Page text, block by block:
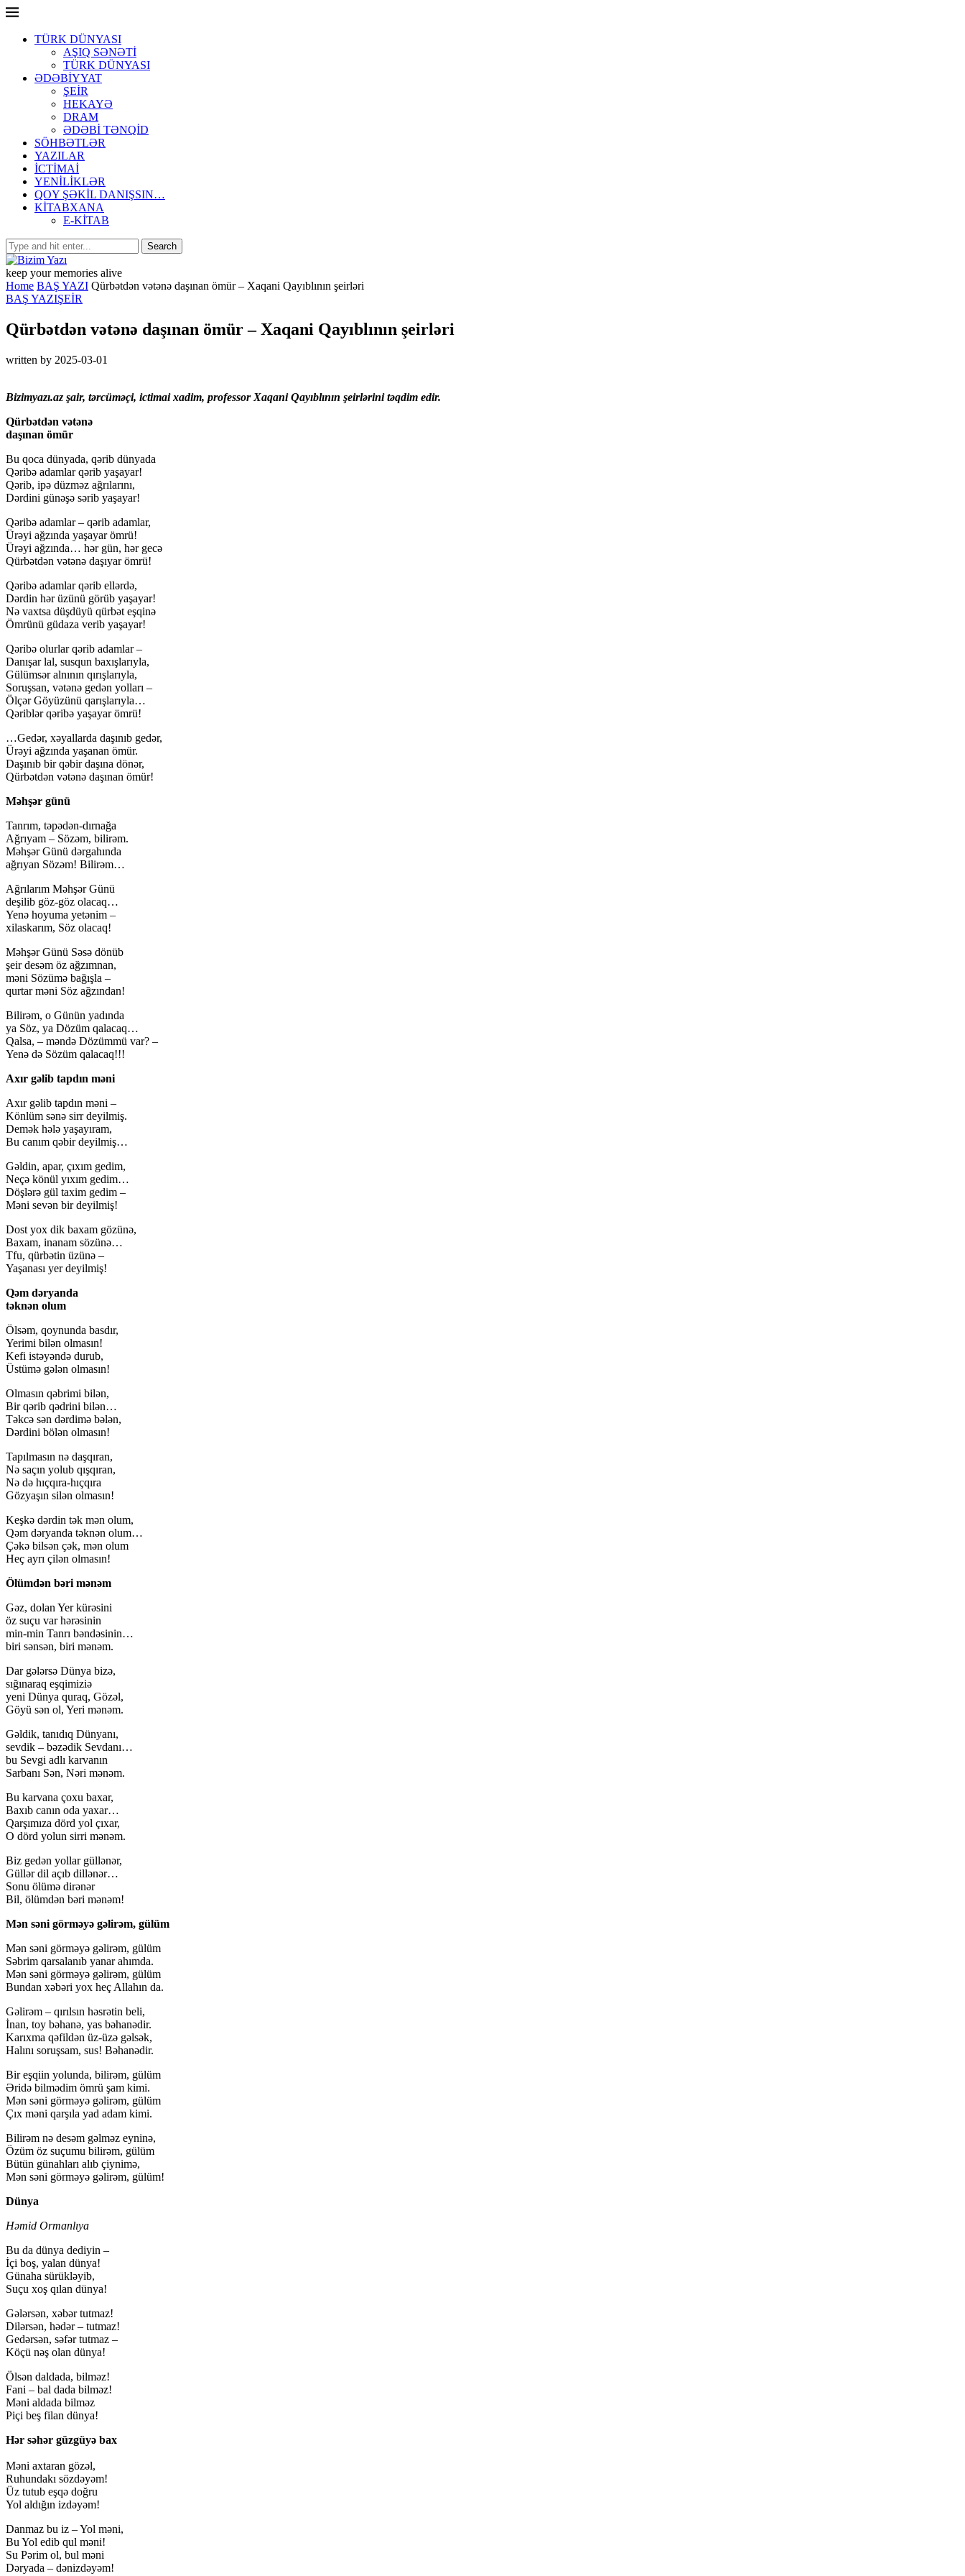
TÜRK DÜNYASI
AŞIQ SƏNƏTİ
TÜRK DÜNYASI
ƏDƏBİYYAT
ŞEİR
HEKAYƏ
DRAM
ƏDƏBİ TƏNQİD
SÖHBƏTLƏR
YAZILAR
İCTİMAİ
YENİLİKLƏR
QOY ŞƏKİL DANIŞSIN…
KİTABXANA
E-KİTAB
keep your memories alive
Home BAŞ YAZI Qürbətdən vətənə daşınan ömür – Xaqani Qayıblının şeirləri
BAŞ YAZIŞEİR
Qürbətdən vətənə daşınan ömür – Xaqani Qayıblının şeirləri
written by 2025-03-01
Bizimyazı.az şair, tərcüməçi, ictimai xadim, professor Xaqani Qayıblının şeirlərini təqdim edir.
Qürbətdən vətənə
daşınan ömür
Bu qoca dünyada, qərib dünyada
Qəribə adamlar qərib yaşayar!
Qərib, ipə düzməz ağrılarını,
Dərdini günəşə sərib yaşayar!
Qəribə adamlar – qərib adamlar,
Ürəyi ağzında yaşayar ömrü!
Ürəyi ağzında… hər gün, hər gecə
Qürbətdən vətənə daşıyar ömrü!
Qəribə adamlar qərib ellərdə,
Dərdin hər üzünü görüb yaşayar!
Nə vaxtsa düşdüyü qürbət eşqinə
Ömrünü güdaza verib yaşayar!
Qəribə olurlar qərib adamlar –
Danışar lal, susqun baxışlarıyla,
Gülümsər alnının qırışlarıyla,
Soruşsan, vətənə gedən yolları –
Ölçər Göyüzünü qarışlarıyla…
Qəriblər qəribə yaşayar ömrü!
…Gedər, xəyallarda daşınıb gedər,
Ürəyi ağzında yaşanan ömür.
Daşınıb bir qəbir daşına dönər,
Qürbətdən vətənə daşınan ömür!
Məhşər günü
Tanrım, təpədən-dırnağa
Ağrıyam – Sözəm, bilirəm.
Məhşər Günü dərgahında
ağrıyan Sözəm! Bilirəm…
Ağrılarım Məhşər Günü
deşilib göz-göz olacaq…
Yenə hoyuma yetənim –
xilaskarım, Söz olacaq!
Məhşər Günü Səsə dönüb
şeir desəm öz ağzımnan,
məni Sözümə bağışla –
qurtar məni Söz ağzından!
Bilirəm, o Günün yadında
ya Söz, ya Dözüm qalacaq…
Qalsa, – məndə Dözümmü var? –
Yenə də Sözüm qalacaq!!!
Axır gəlib tapdın məni
Axır gəlib tapdın məni –
Könlüm sənə sirr deyilmiş.
Demək hələ yaşayıram,
Bu canım qəbir deyilmiş…
Gəldin, apar, çıxım gedim,
Neçə könül yıxım gedim…
Döşlərə gül taxim gedim –
Məni sevən bir deyilmiş!
Dost yox dik baxam gözünə,
Baxam, inanam sözünə…
Tfu, qürbətin üzünə –
Yaşanası yer deyilmiş!
Qəm dəryanda
təknən olum
Ölsəm, qoynunda basdır,
Yerimi bilən olmasın!
Kefi istəyəndə durub,
Üstümə gələn olmasın!
Olmasın qəbrimi bilən,
Bir qərib qədrini bilən…
Təkcə sən dərdimə bələn,
Dərdini bölən olmasın!
Tapılmasın nə daşqıran,
Nə saçın yolub qışqıran,
Nə də hıçqıra-hıçqıra
Gözyaşın silən olmasın!
Keşkə dərdin tək mən olum,
Qəm dəryanda təknən olum…
Çəkə bilsən çək, mən olum
Heç ayrı çilən olmasın!
Ölümdən bəri mənəm
Gəz, dolan Yer kürəsini
öz suçu var hərəsinin
min-min Tanrı bəndəsinin…
biri sənsən, biri mənəm.
Dar gələrsə Dünya bizə,
sığınaraq eşqimiziə
yeni Dünya quraq, Gözəl,
Göyü sən ol, Yeri mənəm.
Gəldik, tanıdıq Dünyanı,
sevdik – bəzədik Sevdanı…
bu Sevgi adlı karvanın
Sarbanı Sən, Nəri mənəm.
Bu karvana çoxu baxar,
Baxıb canın oda yaxar…
Qarşımıza dörd yol çıxar,
O dörd yolun sirri mənəm.
Biz gedən yollar güllənər,
Güllər dil açıb dillənər…
Sonu ölümə dirənər
Bil, ölümdən bəri mənəm!
Mən səni görməyə gəlirəm, gülüm
Mən səni görməyə gəlirəm, gülüm
Səbrim qarsalanıb yanar ahımda.
Mən səni görməyə gəlirəm, gülüm
Bundan xəbəri yox heç Allahın da.
Gəlirəm – qırılsın həsrətin beli,
İnan, toy bəhanə, yas bəhanədir.
Karıxma qəfildən üz-üzə gəlsək,
Halını soruşsam, sus! Bəhanədir.
Bir eşqiin yolunda, bilirəm, gülüm
Əridə bilmədim ömrü şam kimi.
Mən səni görməyə gəlirəm, gülüm
Çıx məni qarşıla yad adam kimi.
Bilirəm nə desəm gəlməz eyninə,
Özüm öz suçumu bilirəm, gülüm
Bütün günahları alıb çiynimə,
Mən səni görməyə gəlirəm, gülüm!
Dünya
Həmid Ormanlıya
Bu da dünya dediyin –
İçi boş, yalan dünya!
Günaha sürükləyib,
Suçu xoş qılan dünya!
Gələrsən, xəbər tutmaz!
Dilərsən, hədər – tutmaz!
Gedərsən, səfər tutmaz –
Köçü nəş olan dünya!
Ölsən daldada, bilməz!
Fani – bal dada bilməz!
Məni aldada bilməz
Piçi beş filan dünya!
Hər səhər güzgüyə bax
Məni axtaran gözəl,
Ruhundakı sözdəyəm!
Üz tutub eşqə doğru
Yol aldığın izdəyəm!
Danmaz bu iz – Yol məni,
Bu Yol edib qul məni!
Su Pərim ol, bul məni
Dəryada – dənizdəyəm!